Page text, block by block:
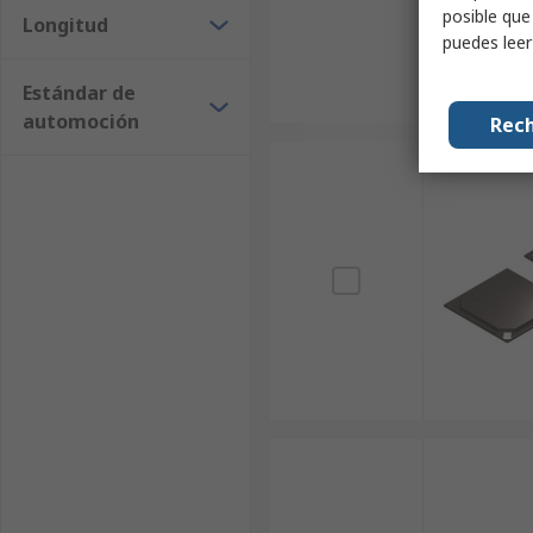
Longitud
Estándar de
automoción
posible
puedes